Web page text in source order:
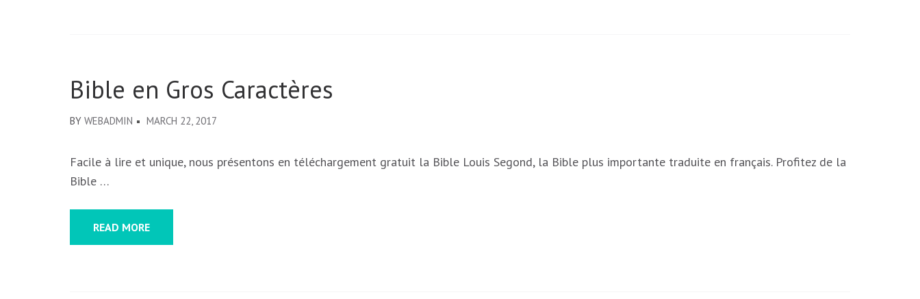
Bible en Gros Caractères
BY WEBADMIN MARCH 22, 2017
Facile à lire et unique, nous présentons en téléchargement gratuit la Bible Louis Segond, la Bible plus importante traduite en français. Profitez de la
Bible …
READ MORE